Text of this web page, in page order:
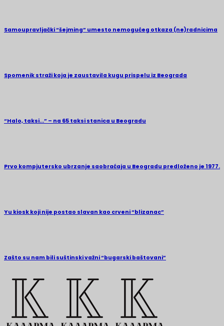
Samoupravljački “šejming” umesto nemogućeg otkaza (ne)radnicima
Spomenik straži koja je zaustavila kugu prispelu iz Beograda
“Halo, taksi…” – na 65 taksi stanica u Beogradu
Prvo kompjutersko ubrzanje saobraćaja u Beogradu predloženo je 1977.
Yu kiosk koji nije postao slavan kao crveni “blizanac”
Zašto su nam bili suštinski važni “bugarski baštovani”